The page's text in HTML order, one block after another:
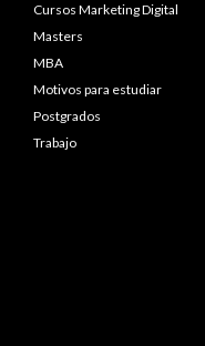
Cursos Marketing Digital
Masters
MBA
Motivos para estudiar
Postgrados
Trabajo